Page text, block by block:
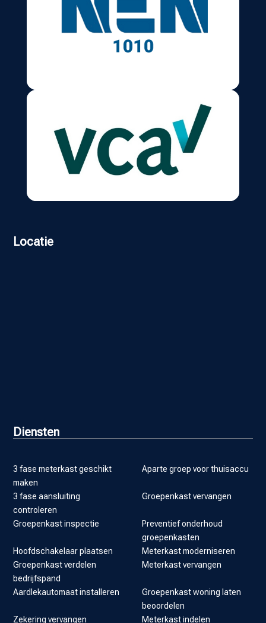
Locatie
Diensten
3 fase meterkast geschikt
maken
Aparte groep voor thuisaccu
3 fase aansluiting
controleren
Groepenkast vervangen
Groepenkast inspectie
Preventief onderhoud
groepenkasten
Hoofdschakelaar plaatsen
Meterkast moderniseren
Groepenkast verdelen
bedrijfspand
Meterkast vervangen
Aardlekautomaat installeren
Groepenkast woning laten
beoordelen
Zekering vervangen
Meterkast indelen